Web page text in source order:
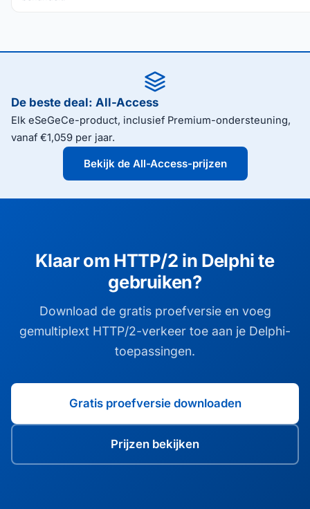
De beste deal: All-Access
Elk eSeGeCe-product, inclusief Premium-ondersteuning,
vanaf €1,059 per jaar.
Bekijk de All-Access-prijzen
Klaar om HTTP/2 in Delphi te
gebruiken?
Download de gratis proefversie en voeg
gemultiplext HTTP/2-verkeer toe aan je Delphi-
toepassingen.
Gratis proefversie downloaden
Prijzen bekijken